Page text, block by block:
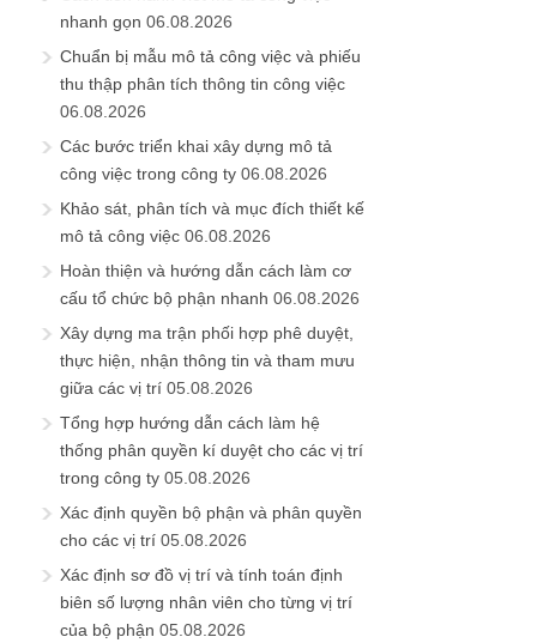
nhanh gọn 06.08.2026
Chuẩn bị mẫu mô tả công việc và phiếu
thu thập phân tích thông tin công việc
06.08.2026
Các bước triển khai xây dựng mô tả
công việc trong công ty 06.08.2026
Khảo sát, phân tích và mục đích thiết kế
mô tả công việc 06.08.2026
Hoàn thiện và hướng dẫn cách làm cơ
cấu tổ chức bộ phận nhanh 06.08.2026
Xây dựng ma trận phối hợp phê duyệt,
thực hiện, nhận thông tin và tham mưu
giữa các vị trí 05.08.2026
Tổng hợp hướng dẫn cách làm hệ
thống phân quyền kí duyệt cho các vị trí
trong công ty 05.08.2026
Xác định quyền bộ phận và phân quyền
cho các vị trí 05.08.2026
Xác định sơ đồ vị trí và tính toán định
biên số lượng nhân viên cho từng vị trí
của bộ phận 05.08.2026